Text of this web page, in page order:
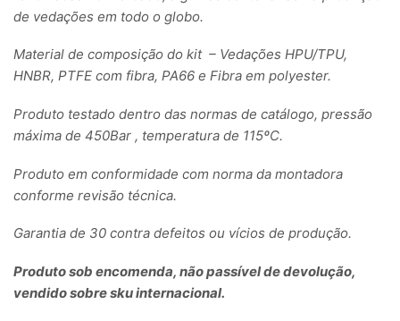
de vedações em todo o globo.
Material de composição do kit – Vedações HPU/TPU,
HNBR, PTFE com fibra, PA66 e Fibra em polyester.
Produto testado dentro das normas de catálogo, pressão
máxima de 450Bar , temperatura de 115ºC.
Produto em conformidade com norma da montadora
conforme revisão técnica.
Garantia de 30 contra defeitos ou vícios de produção.
Produto sob encomenda, não passível de devolução,
vendido sobre sku internacional.